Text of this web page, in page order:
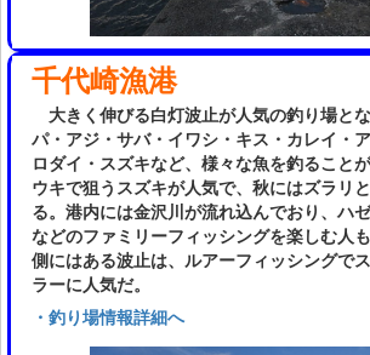
千代崎漁港
大きく伸びる白灯波止が人気の釣り場と
パ・アジ・サバ・イワシ・キス・カレイ・
ロダイ・スズキなど、様々な魚を釣ること
ウキで狙うスズキが人気で、秋にはズラリ
る。港内には金沢川が流れ込んでおり、ハ
などのファミリーフィッシングを楽しむ人
側にはある波止は、ルアーフィッシングで
ラーに人気だ。
・釣り場情報詳細へ